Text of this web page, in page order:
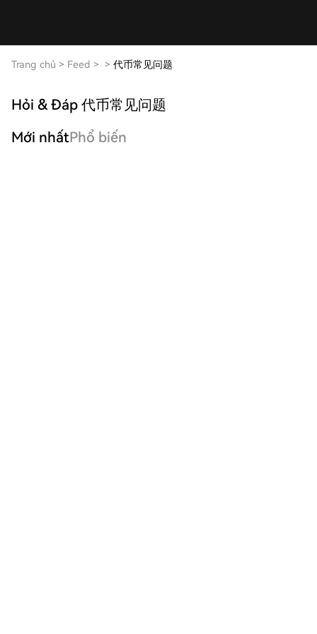
Trang chủ > Feed > > 代币常见问题
Hỏi & Đáp 代币常见问题
Mới nhấtPhổ biến